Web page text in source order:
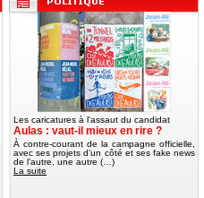
Les caricatures à l'assaut du candidat
Aulas : vaut-il mieux en rire ?
À contre-courant de la campagne officielle,
avec ses projets d’un côté et ses fake news
de l’autre, une autre (…)
La suite